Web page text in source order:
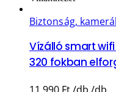
Biztonság,
Vízálló smart
320 fokban